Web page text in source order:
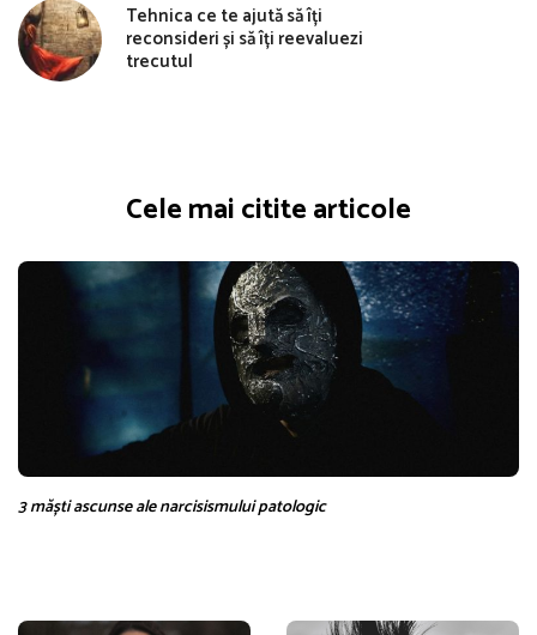
Tehnica ce te ajută să îți
reconsideri și să îți reevaluezi
trecutul
Cele mai citite articole
3 măști ascunse ale narcisismului patologic